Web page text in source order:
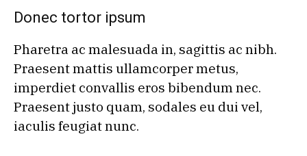
Donec tortor ipsum
Pharetra ac malesuada in, sagittis ac nibh.
Praesent mattis ullamcorper metus,
imperdiet convallis eros bibendum nec.
Praesent justo quam, sodales eu dui vel,
iaculis feugiat nunc.